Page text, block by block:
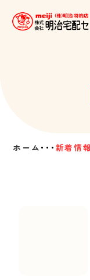
ホーム ･･･ 新着情